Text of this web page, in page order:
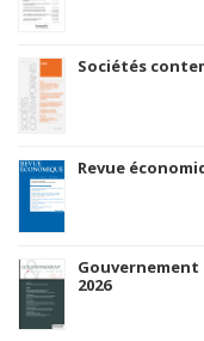
Sociétés
Revue
Gouvernement
2026